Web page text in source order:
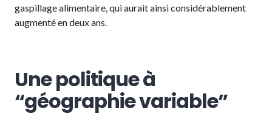
gaspillage alimentaire, qui aurait ainsi considérablement
augmenté en deux ans.
Une politique à
“géographie variable”